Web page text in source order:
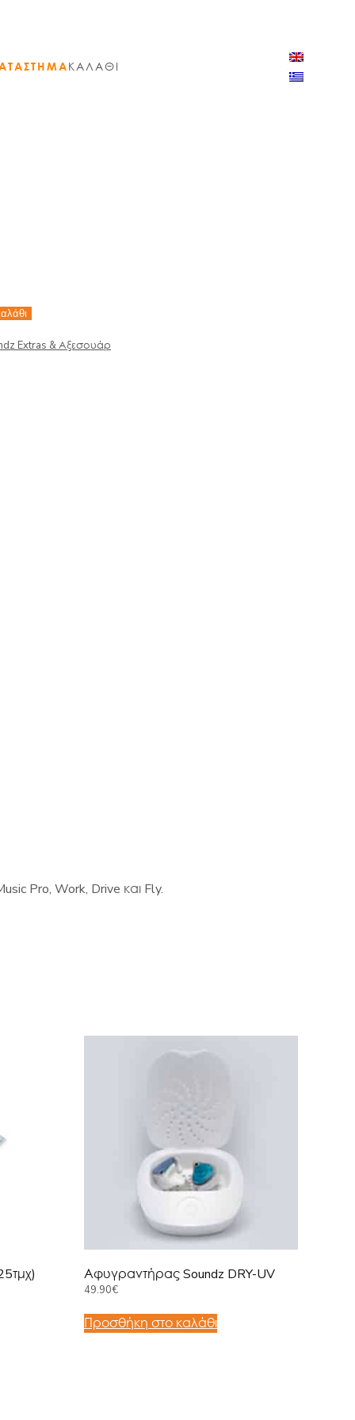
ΚΑΛΑΘΙ
Extras & Αξεσουάρ
Pro, Work, Drive και Fly.
Αφυγραντήρας Soundz DRY-UV
49.90€
Προσθήκη στο καλάθι